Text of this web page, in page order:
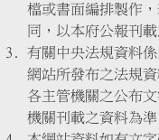
檔或書面編排製作
同，以本府公報刊載
有關中央法規資料
網站所發布之法規
各主管機關之公布
機關刊載之資料為準